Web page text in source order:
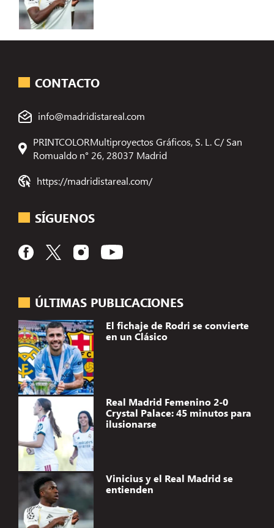
ÚLTIMAS PUBLICACIONES
El fichaje de Rodri se convierte
en un Clásico
Real Madrid Femenino 2-0
Crystal Palace: 45 minutos para
ilusionarse
Vinicius y el Real Madrid se
entienden
CONTACTO
info@madridistareal.com
PRINTCOLORMultiproyectos Gráficos, S. L. C/ San
Romualdo n° 26, 28037 Madrid
https://madridistareal.com/
SÍGUENOS